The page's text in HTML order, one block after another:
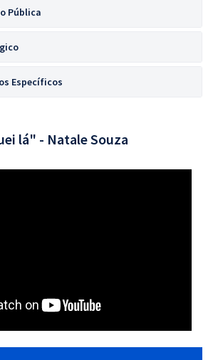
Pública
Específicos
lá" - Natale Souza